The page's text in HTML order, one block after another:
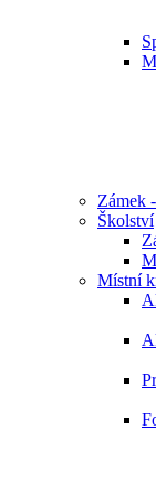
Zámek
Školství
Místní